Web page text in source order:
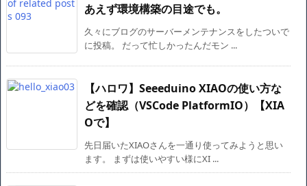
あえず環境構築の目途でも。
久々にブログのサーバーメンテナンスをしたついで
に投稿。 だって忙しかったんだモン ...
【ハロワ】Seeeduino XIAOの使い方な
どを確認（VSCode PlatformIO）【XIA
Oで】
先日届いたXIAOさんを一通り使ってみようと思い
ます。 まずは使いやすい様にXI ...